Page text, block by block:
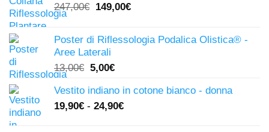
247,00€ Il
era:
247,00€.
149,00€Il
è:
Poster di Riflessologia Podalica Olistica® -
Aree Laterali
13,00€ Il
originale
era:
5,00€Il
attuale
è:
Vestito indiano in cotone bianco - donna
19,90€ - 24,90€